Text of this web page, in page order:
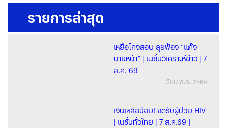
รายการล่าสุด
เหยื่อโกงสอบ ลุยฟ้อง “แก๊ง
นายหน้า” | เนชั่นวิเคราะห์ข่าว | 7
ส.ค. 69
07 ส.ค. 2569
เงินเหลือน้อย! งดรับผู้ป่วย HIV
| เนชั่นทั่วไทย | 7 ส.ค.69 |